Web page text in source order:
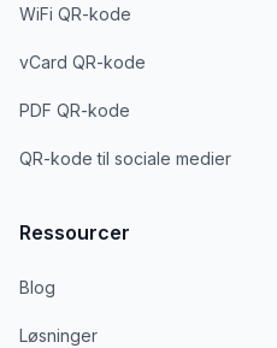
WiFi QR-kode
vCard QR-kode
PDF QR-kode
QR-kode til sociale medier
Ressourcer
Blog
Løsninger